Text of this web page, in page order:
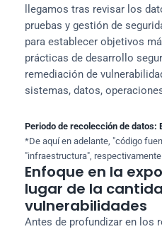
llegamos tras revisar los
pruebas y gestión de
para establecer objetivos
prácticas de desarrollo
remediación de
sistemas, datos,
Periodo de recolección de datos:
*De aquí en adelante, "código
"infraestructura",
Enfoque en la
lugar de la
vulnerabilidades
Antes de profundizar en los